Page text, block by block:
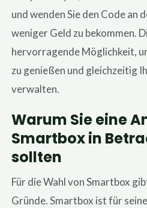
und wenden Sie den Code an
weniger Geld zu bekommen.
hervorragende Möglichkeit,
zu genießen und gleichzeitig
verwalten.
Warum Sie eine
Smartbox in
sollten
Für die Wahl von Smartbox
Gründe. Smartbox ist für